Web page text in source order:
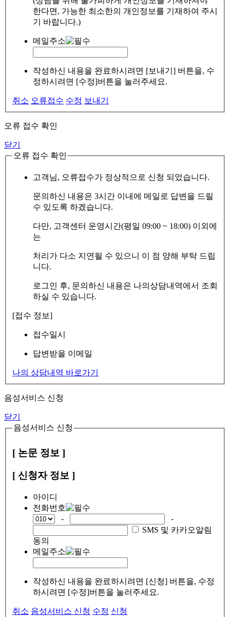
한다면, 가능한 최소한의 개인정보를 기재하여 주시
기 바랍니다.)
메일주소
작성하신 내용을 완료하시려면 [보내기] 버튼을, 수
정하시려면 [수정]버튼을 눌러주세요.
취소 오류접수 수정 보내기
오류 접수 확인
닫기
오류 접수 확인
고객님, 오류접수가 정상적으로 신청 되었습니다.
문의하신 내용은 3시간 이내에 메일로 답변을 드릴
수 있도록 하겠습니다.
다만, 고객센터 운영시간(평일 09:00 ~ 18:00) 이외에
는
처리가 다소 지연될 수 있으니 이 점 양해 부탁 드립
니다.
로그인 후, 문의하신 내용은 나의상담내역에서 조회
하실 수 있습니다.
[접수 정보]
접수일시
답변받을 이메일
나의 상담내역 바로가기
음성서비스 신청
닫기
음성서비스 신청
[ 논문 정보 ]
[ 신청자 정보 ]
아이디
전화번호
-
-
SMS 및 카카오알림
동의
메일주소
작성하신 내용을 완료하시려면 [신청] 버튼을, 수정
하시려면 [수정]버튼을 눌러주세요.
취소 음성서비스 신청 수정 신청